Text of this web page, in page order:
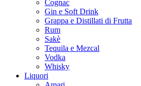
Cognac
Gin e Soft Drink
Grappa e Distillati di Frutta
Rum
Sakè
Tequila e Mezcal
Vodka
Whisky
Liquori